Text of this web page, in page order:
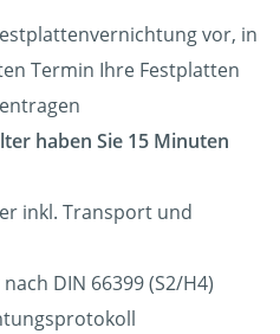
vor, in
Termin Ihre Festplatten
haben Sie 15 Minuten
inkl. Transport und
DIN 66399 (S2/H4)